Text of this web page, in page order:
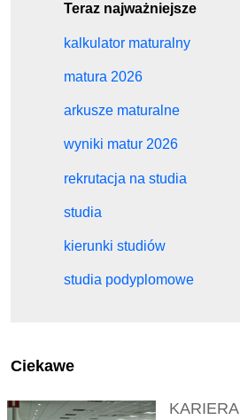
Teraz najważniejsze
kalkulator maturalny
matura 2026
arkusze maturalne
wyniki matur 2026
rekrutacja na studia
studia
kierunki studiów
studia podyplomowe
Ciekawe
KARIERA